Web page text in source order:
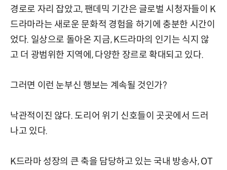
경로로 자리 잡았고, 팬데믹 기간은 글로벌 시청자들이 K
드라마라는 새로운 문화적 경험을 하기에 충분한 시간이
었다. 일상으로 돌아온 지금, K드라마의 인기는 식지 않
고 더 광범위한 지역에, 다양한 장르로 확대되고 있다.
그러면 이런 눈부신 행보는 계속될 것인가?
낙관적이진 않다. 도리어 위기 신호들이 곳곳에서 드러
나고 있다.
K드라마 성장의 큰 축을 담당하고 있는 국내 방송사, OT